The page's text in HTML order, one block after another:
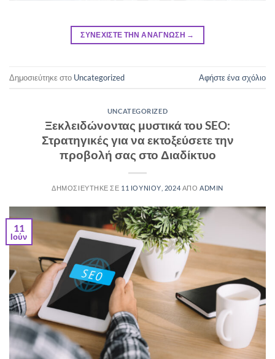
ΣΥΝΕΧΙΣΤΕ ΤΗΝ ΑΝΑΓΝΩΣΗ →
Δημοσιεύτηκε στο Uncategorized Αφήστε ένα σχόλιο
UNCATEGORIZED
Ξεκλειδώνοντας μυστικά του SEO:
Στρατηγικές για να εκτοξεύσετε την
προβολή σας στο Διαδίκτυο
ΔΗΜΟΣΙΕΥΤΗΚΕ ΣΕ 11 ΙΟΥΝΙΟΥ, 2024 ΑΠΟ ADMIN
11
Ιούν